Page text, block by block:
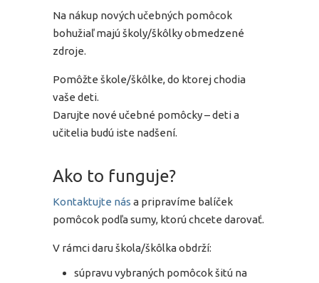
Na nákup nových učebných pomôcok
bohužiaľ majú školy/škôlky obmedzené
zdroje.
Pomôžte škole/škôlke, do ktorej chodia
vaše deti.
Darujte nové učebné pomôcky – deti a
učitelia budú iste nadšení.
Ako to funguje?
Kontaktujte nás a pripravíme balíček
pomôcok podľa sumy, ktorú chcete darovať.
V rámci daru škola/škôlka obdrží:
súpravu vybraných pomôcok šitú na